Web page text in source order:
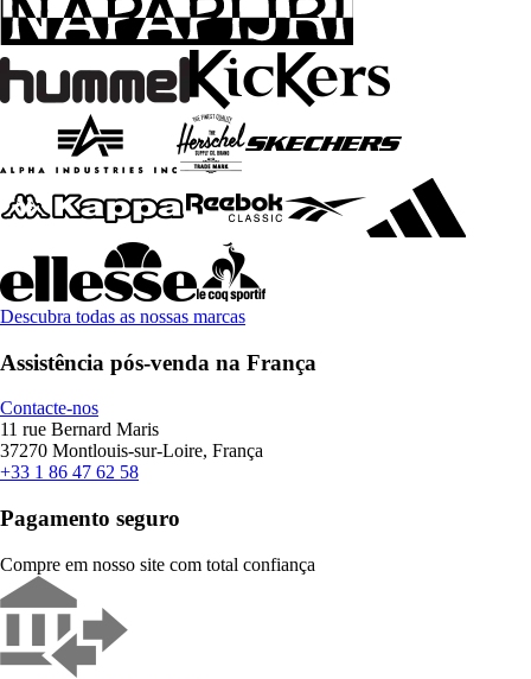
Descubra todas as nossas marcas
Assistência pós-venda na França
Contacte-nos
11 rue Bernard Maris
37270 Montlouis-sur-Loire, França
+33 1 86 47 62 58
Pagamento seguro
Compre em nosso site com total confiança